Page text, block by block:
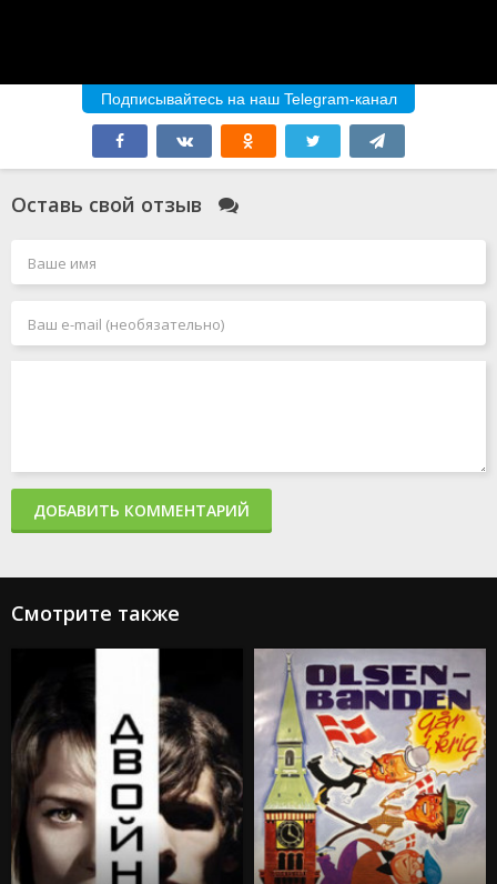
Подписывайтесь на наш Telegram-канал
Оставь свой отзыв
ДОБАВИТЬ КОММЕНТАРИЙ
Смотрите также